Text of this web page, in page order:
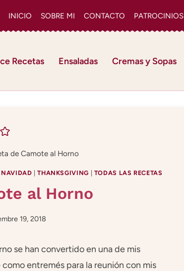
INICIO SOBRE MI CONTACTO PATROCINIOS
Recetas Ensaladas Cremas y Sopas
de Camote al Horno
NAVIDAD |THANKSGIVING TODAS LAS RECETAS
al Horno
19, 2018
se han convertido en una de mis
entremés para la reunión con mis